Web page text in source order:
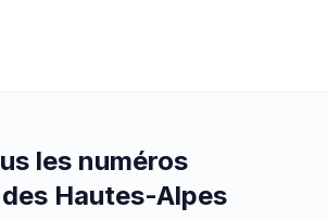
les numéros
Hautes-Alpes